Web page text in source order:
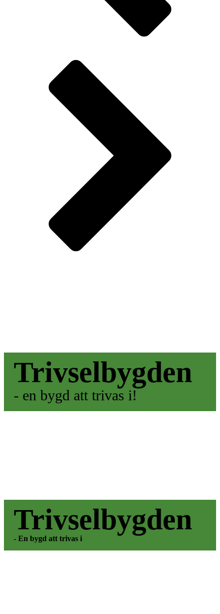
Trivselbygden
- en bygd att trivas i!
Trivselbygden
- En bygd att trivas i